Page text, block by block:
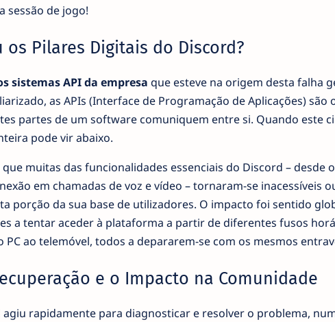
sessão de jogo!
os Pilares Digitais do Discord?
sistemas API da empresa que esteve na origem desta falha
as APIs (Interface de Programação de Aplicações) são
partes de um software comuniquem entre si. Quando este
pode vir abaixo.
muitas das funcionalidades essenciais do Discord – desde
em chamadas de voz e vídeo – tornaram-se inacessíveis
porção da sua base de utilizadores. O impacto foi sentido
a tentar aceder à plataforma a partir de diferentes fusos
PC ao telemóvel, todos a depararem-se com os mesmos
e o Impacto na Comunidade
agiu rapidamente para diagnosticar e resolver o problema,